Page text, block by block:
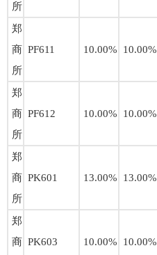
所
郑
商
所
PF611 10.00% 10.00%
郑
商
所
PF612 10.00% 10.00%
郑
商
所
PK601 13.00% 13.00%
郑
商 PK603 10.00% 10.00%